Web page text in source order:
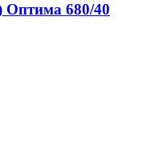
Оптима 680/40